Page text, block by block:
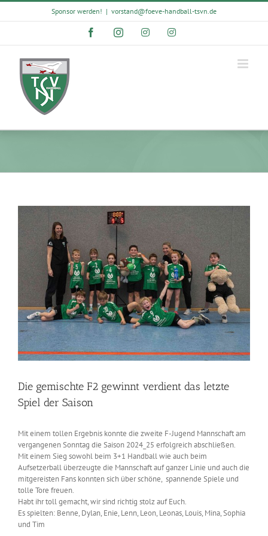
Skip
Sponsor werden! | vorstand@foeve-handball-tsvn.de
FacebookInstagramInstagramInstagram
View
Larger
Image
Die gemischte F2 gewinnt verdient das letzte
Spiel der Saison
Mit einem tollen Ergebnis konnte die zweite F-Jugend Mannschaft am
vergangenen Sonntag die Saison 2024_25 erfolgreich abschließen.
Mit einem Sieg sowohl beim 3+1 Handball wie auch beim
Aufsetzerball überzeugte die Mannschaft auf ganzer Linie und auch die
mitgereisten Fans konnten sich über schöne, spannende Spiele und
tolle Tore freuen.
Habt ihr toll gemacht, wir sind richtig stolz auf Euch.
Es spielten: Benne, Dylan, Enie, Lenn, Leon, Leonas, Louis, Mina, Sophia
und Tim